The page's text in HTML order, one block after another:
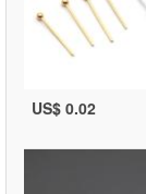
US$ 0.02